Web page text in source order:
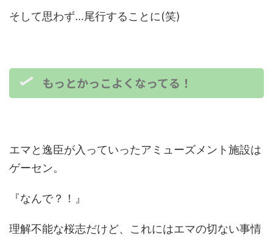
そして思わず…尾行することに(笑)
もっとかっこよくなってる！
エマと逸臣が入っていったアミューズメント施設は
ゲーセン。
『なんで？！』
理解不能な桜志だけど、これにはエマの切ない事情